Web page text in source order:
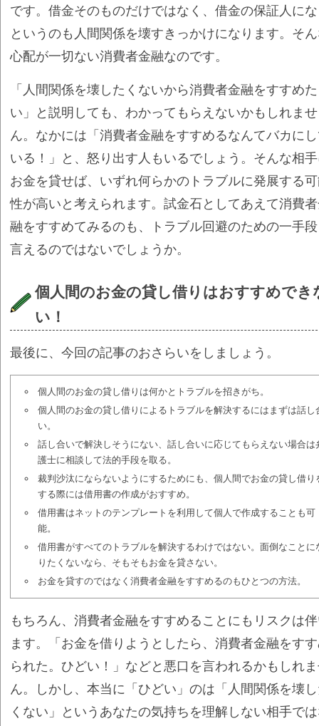
です。借金そのものだけではなく、借金の保証人に
というのも人間関係を壊すきっかけになります。そ
心配が一切ない消費者金融なのです。
「人間関係を壊したくないから消費者金融をすすめた
い」と説明しても、わかってもらえないかもしれませ
ん。なかには「消費者金融をすすめるなんてバカに
いる！」と、怒り出す人もいるでしょう。そんな相
お金を貸せば、いずれ何らかのトラブルに発展する
性が高いと考えられます。試金石としてあえて消費
融をすすめてみるのも、トラブル回避のための一手
言えるのではないでしょうか。
個人間のお金の貸し借りはおすすめでき
い！
最後に、今回の記事のおさらいをしましょう。
個人間のお金の貸し借りは何かとトラブルを招きがち。
個人間のお金の貸し借りによるトラブルを解決するにはまずは話し
い。
話し合いで解決しそうにない、話し合いに応じてもらえない場合は
護士に相談して法的手段を取る。
裁判沙汰にならないようにするためにも、個人間でお金の貸し借り
する際には借用書の作成がおすすめ。
借用書はネットのテンプレートを利用して個人で作成することも可
能。
借用書がすべてのトラブルを解決するわけではない。面倒なことに
りたくないなら、そもそもお金を貸さない。
お金を貸すのではなく消費者金融をすすめるのもひとつの方法。
もちろん、消費者金融をすすめることにもリスクは
ます。「お金を借りようとしたら、消費者金融をす
られた。ひどい！」などと悪口を言われるかもしれ
ん。しかし、本当に「ひどい」のは「人間関係を壊
くない」というあなたの気持ちを理解しない相手で